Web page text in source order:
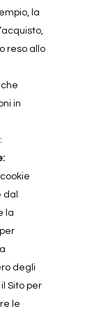
la
reso allo
in
la
degli
Sito per
le